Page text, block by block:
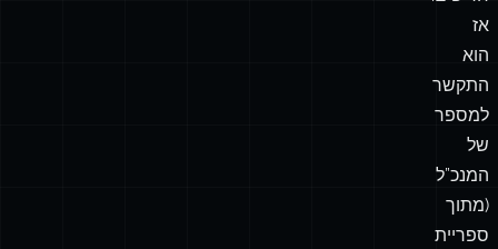
אז
הוא
התקשר
למספר
של
המנכ”ל
(מתוך
ספריית